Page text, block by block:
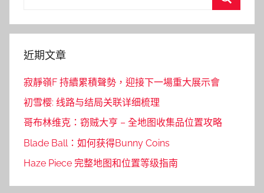
近期文章
寂靜嶺F 持續累積聲勢，迎接下一場重大展示會
初雪樱: 线路与结局关联详细梳理
哥布林维克：窃贼大亨 – 全地图收集品位置攻略
Blade Ball：如何获得Bunny Coins
Haze Piece 完整地图和位置等级指南